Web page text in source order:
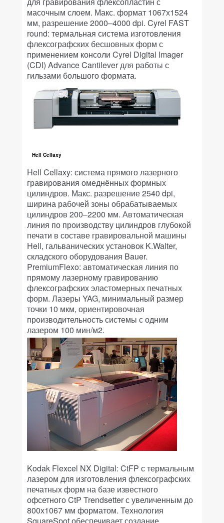
масочным слоем. Макс. формат 1067х1524
мм, разрешение 2000–4000 dpi. Cyrel FAST
round: термальная система изготовления
флексографских бесшовных форм с
применением консоли Cyrel Digital Imager
(CDI) Advance Cantilever для работы с
гильзами большого формата.
Hell Cellaxy
Hell Cellaxy: система прямого лазерного
гравирования омеднённых формных
цилиндров. Макс. разрешение 2540 dpi,
ширина рабочей зоны обрабатываемых
цилиндров 200–2200 мм. Автоматическая
линия по производству цилиндров глубокой
печати в составе гравировальной машины
Hell, гальванических установок K.Walter,
складского оборудования Bauer.
PremiumFlexo: автоматическая линия по
прямому лазерному гравированию
флексографских эластомерных печатных
форм. Лазеры YAG, минимальный размер
точки 10 мкм, ориентировочная
производительность системы с одним
лазером 100 мин/м2.
Kodak Flexcel NX Digital: CtFP с термальным
лазером для изготовления флексографских
печатных форм на базе известного
офсетного CtP Trendsetter с увеличенным до
800х1067 мм форматом. Технология